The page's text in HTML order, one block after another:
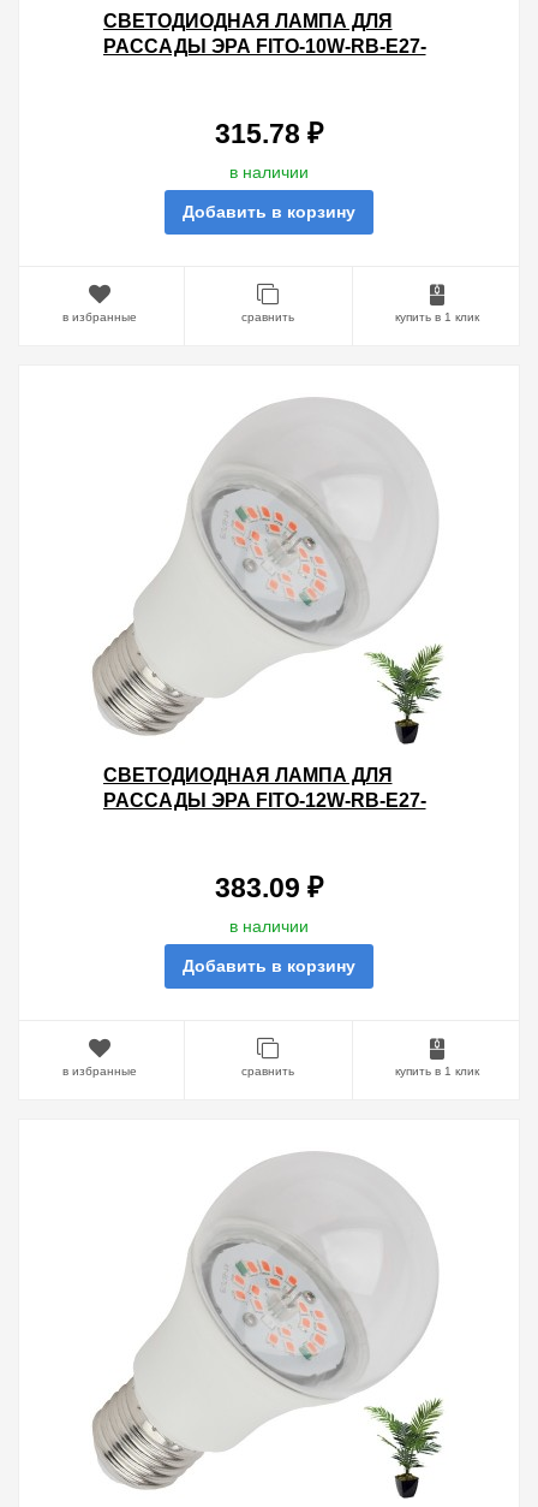
СВЕТОДИОДНАЯ ЛАМПА ДЛЯ
РАССАДЫ ЭРА FITO-10W-RB-E27-
315.78 ₽
в наличии
Добавить в корзину
в избранные сравнить купить в 1 клик
СВЕТОДИОДНАЯ ЛАМПА ДЛЯ
РАССАДЫ ЭРА FITO-12W-RB-E27-
383.09 ₽
в наличии
Добавить в корзину
в избранные сравнить купить в 1 клик